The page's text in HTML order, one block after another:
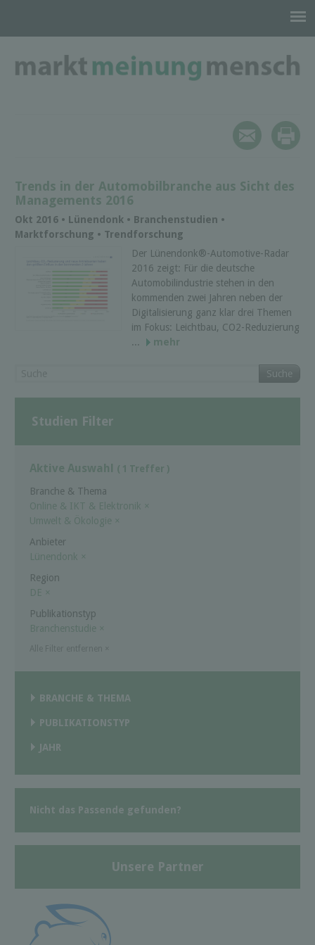
Trends in der Automobilbranche aus Sicht des
Managements 2016
Okt 2016 • Lünendonk • Branchenstudien •
Marktforschung • Trendforschung
Der Lünendonk®-Automotive-Radar
2016 zeigt: Für die deutsche
Automobilindustrie stehen in den
kommenden zwei Jahren neben der
Digitalisierung ganz klar drei Themen
im Fokus: Leichtbau, CO2-Reduzierung
...
mehr
Suche
Studien Filter
Aktive Auswahl ( 1 Treffer )
Branche & Thema
Online & IKT & Elektronik ×
Umwelt & Ökologie ×
Anbieter
Lünendonk ×
Region
DE ×
Publikationstyp
Branchenstudie ×
BRANCHE & THEMA
PUBLIKATIONSTYP
JAHR
Nicht das Passende gefunden?
Unsere Partner